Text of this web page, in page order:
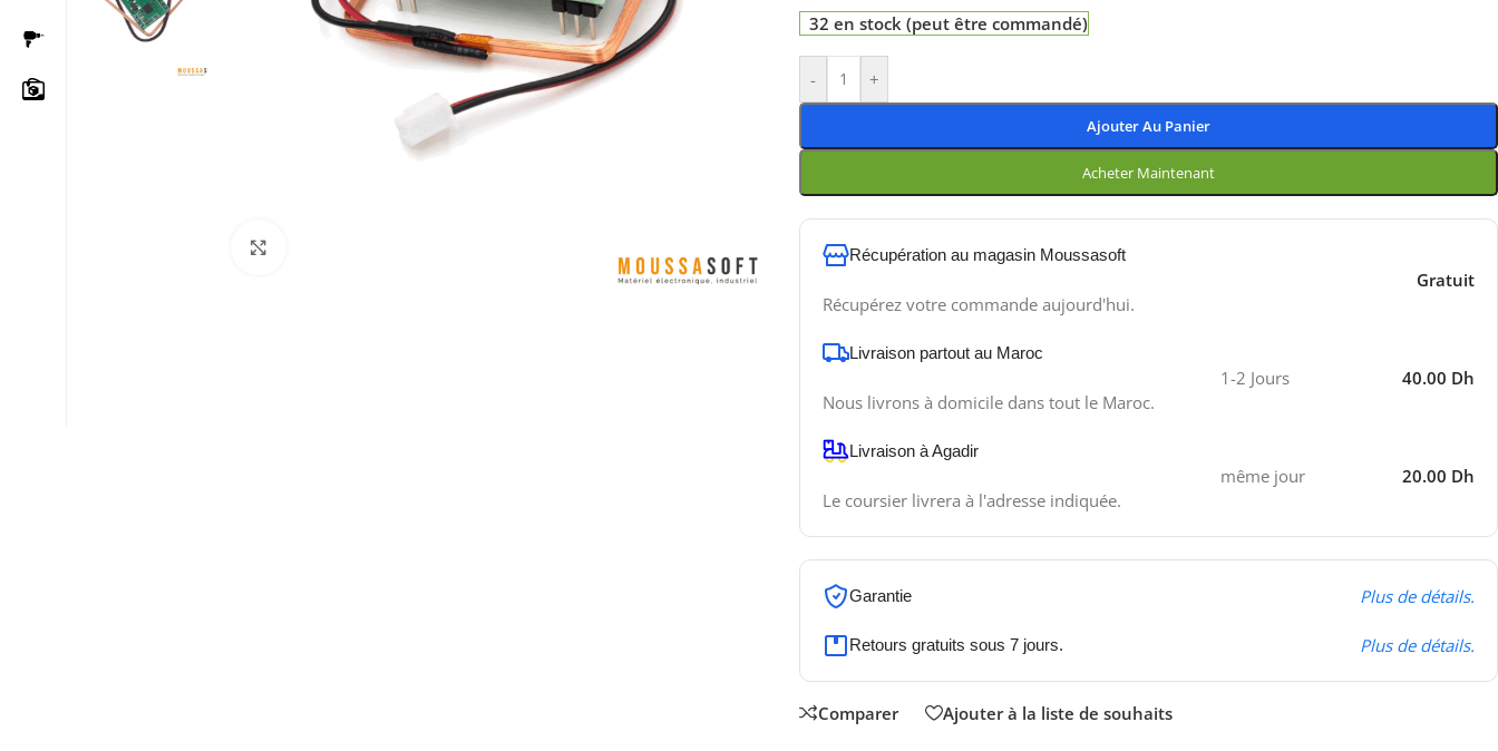
32 en stock (peut être commandé)
- +
Ajouter Au Panier
Acheter Maintenant
Récupération au magasin Moussasoft
Récupérez votre commande aujourd'hui.
Gratuit
Livraison partout au Maroc
Nous livrons à domicile dans tout le Maroc.
1-2 Jours 40.00 Dh
Livraison à Agadir
Le coursier livrera à l'adresse indiquée.
même jour 20.00 Dh
Garantie Plus de détails.
Retours gratuits sous 7 jours. Plus de détails.
Comparer Ajouter à la liste de souhaits